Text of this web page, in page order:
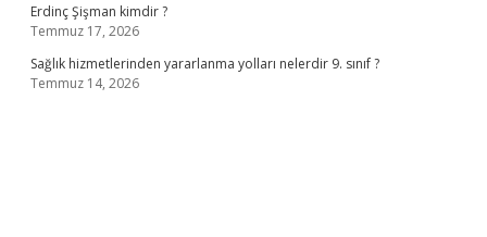
Erdinç Şişman kimdir ?
Temmuz 17, 2026
Sağlık hizmetlerinden yararlanma yolları nelerdir 9. sınıf ?
Temmuz 14, 2026